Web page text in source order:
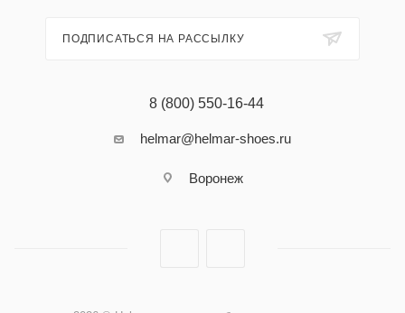
ПОДПИСАТЬСЯ НА РАССЫЛКУ
8 (800) 550-16-44
helmar@helmar-shoes.ru
Воронеж